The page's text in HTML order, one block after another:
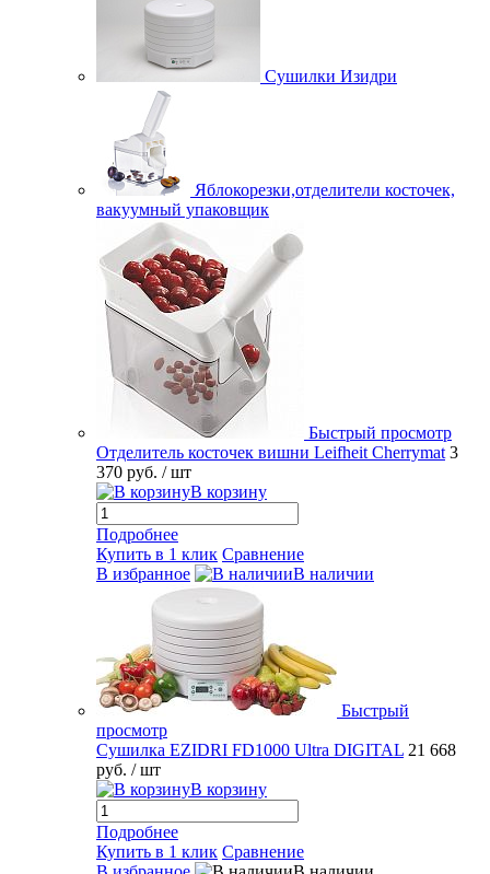
Сушилки Изидри
Яблокорезки,отделители косточек,
вакуумный упаковщик
Быстрый просмотр
Отделитель косточек вишни Leifheit Cherrymat 3
370 руб. / шт
В корзину
Подробнее
Купить в 1 клик Сравнение
В избранное
В наличии
Быстрый
просмотр
Сушилка EZIDRI FD1000 Ultra DIGITAL 21 668
руб. / шт
В корзину
Подробнее
Купить в 1 клик Сравнение